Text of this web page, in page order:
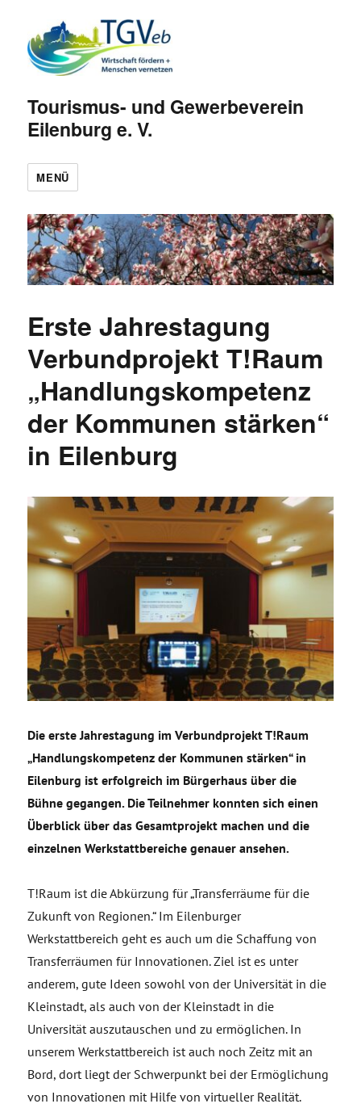
Tourismus- und Gewerbeverein
Eilenburg e. V.
MENÜ
Erste Jahrestagung
Verbundprojekt T!Raum
„Handlungskompetenz
der Kommunen stärken“
in Eilenburg
Die erste Jahrestagung im Verbundprojekt T!Raum
„Handlungskompetenz der Kommunen stärken“ in
Eilenburg ist erfolgreich im Bürgerhaus über die
Bühne gegangen. Die Teilnehmer konnten sich einen
Überblick über das Gesamtprojekt machen und die
einzelnen Werkstattbereiche genauer ansehen.
T!Raum ist die Abkürzung für „Transferräume für die
Zukunft von Regionen.“ Im Eilenburger
Werkstattbereich geht es auch um die Schaffung von
Transferräumen für Innovationen. Ziel ist es unter
anderem, gute Ideen sowohl von der Universität in die
Kleinstadt, als auch von der Kleinstadt in die
Universität auszutauschen und zu ermöglichen. In
unserem Werkstattbereich ist auch noch Zeitz mit an
Bord, dort liegt der Schwerpunkt bei der Ermöglichung
von Innovationen mit Hilfe von virtueller Realität.